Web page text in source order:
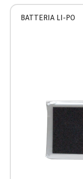
BATTERIA LI-PO